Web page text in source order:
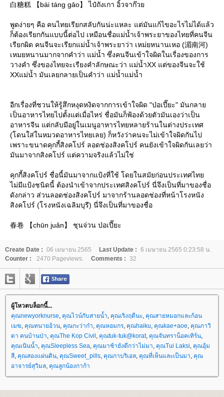
白糖糕 【bái táng gāo】 ไป๋ถังเกา อิ้วจาก๊ว
พูดง่ายๆ คือ คนไทยเรียกสลับกันน่ะแหละ แต่มันแก้ไขอะไรไม่ได้แล้ว
ก็ต้องเรียกกันแบบนี้ต่อไป เหมือนชื่อแม่น้ำเจ้าพระยาของไทยที่คนจีน
เรียกผิด คนจีนจะเรียกแม่น้ำเจ้าพระยาว่า เหม่ยหนานเหอ (湄南河)
เหมยหนานมากจากคำว่า แม่น้ำ ซึ่งคนจีนเข้าใจผิดในเรื่องของการ
วางคำ ซึ่งของไทยจะเรียงคำลักษณะว่า แม่น้ำXX แต่ของจีนจะใช้
XXแม่น้ำ มันเลยกลายเป็นคำว่า แม่น้ำแม่น้ำ
อีกเรื่องที่ชวนให้รู้สึกหงุดหงิดจากการเข้าใจผิด "ป่อเปี๊ยะ" มันกลา
เป็นอาหารไทยไปตั้งแต่เมื่อไหร่ ชื่อมันก็ฟ้องด้วยตัวมันเองว่าเป็น
อาหารจีน แต่กลับมีอยู่ในเมนูอาหารไทยหลายร้านในต่างประเทศ
(โดนใส่ในหมวดอาหารไทยเลย) ก็หวังว่าคนจะไม่เข้าใจผิดกันไป
เพราะขนาดคุกกี้สิงคโปร์ ลอดช่องสิงคโปร์ คนยังเข้าใจผิดกันเลยว่า
มันมาจากสิงคโปร์ แต่ความจริงแล้วไม่ใช่
คุกกี้สิงคโปร์ ชื่อนี้มันมาจากแป้งที่ใช้ โดยในสมัยก่อนประเทศไท
ไม่มีแป้งชนิดนี้ ต้องนำเข้าจากประเทศสิงคโปร์ นี่จึงเป็นที่มาของชื่อ
ดังกล่าว ส่วนลอดช่องสิงคโปร์ มาจากร้านลอดช่องที่หน้าโรงหนัง
สิงคโปร์ (โรงหนังเฉลิมบุรี) นี่จึงเป็นที่มาของชื่อ
春卷 【chūn juǎn】 ชุนจ่วน ป่อเปี๊ยะ
Create Date : 06 เมษายน 2565 Last Update : 6 เมษายน 2565 0:23:58 น.
Counter :
2470 Pageviews. Comments : 32
ผู้โหวตบล็อกนี้...
คุณnewyorknurse, คุณไวน์กับสายน้ำ, คุณเริงฤดีนะ, คุณสายหมอกและก้อน
เมฆ, คุณทนายอ้วน, คุณกะว่าก๋า, คุณหอมกร, คุณhaiku, คุณkae+aoe, คุณภาวิ
ดา คนบ้านป่า, คุณThe Kop Civil , คุณtuk-tuk@korat, คุณจันทราน็อคเทิร์น,
คุณเนินน้ำ, คุณSleepless Sea, คุณมาช้ายังดีกว่าไม่มา, คุณTui Laksi, คุณอุ้ม
สี, คุณสองแผ่นดิน, คุณSweet_pills, คุณกาบริเอล, คุณที่เห็นและเป็นมา, คุณ
อาจารย์สุวิมล, คุณลูกน้องกาก้า